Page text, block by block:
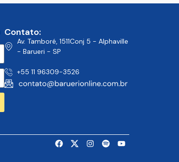
Contato:
Av. Tamboré, 1511Conj 5 - Alphaville
- Barueri - SP
+55 11 96309-3526